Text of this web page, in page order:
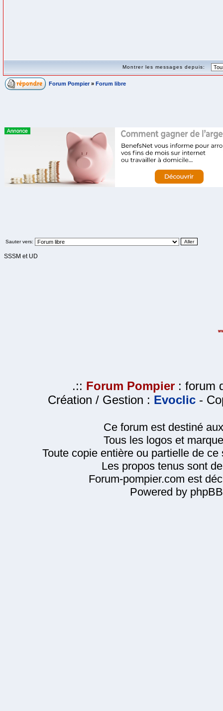
Montrer les messages depuis:
Forum Pompier » Forum libre
Sauter vers:
SSSM et UD
.:: Forum Pompier : forum
Création / Gestion : Evoclic -
Ce forum est destiné
Tous les logos et
Toute copie entière ou partielle de
Les propos tenus sont
Forum-pompier.com est
Powered by